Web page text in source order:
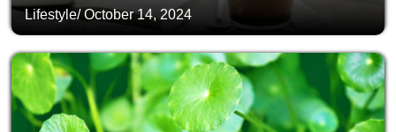
Lifestyle/October 14, 2024